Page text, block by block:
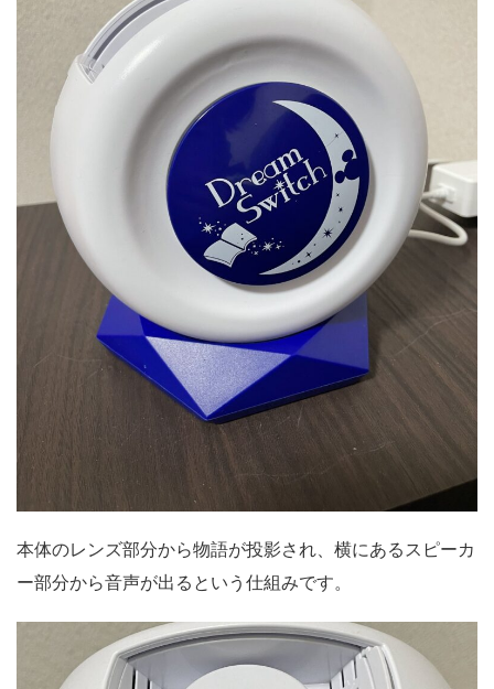
本体のレンズ部分から物語が投影され、横にあるスピーカ
ー部分から音声が出るという仕組みです。